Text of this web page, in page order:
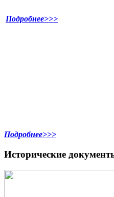
Подробнее>>>
Подробнее>>>
Исторические